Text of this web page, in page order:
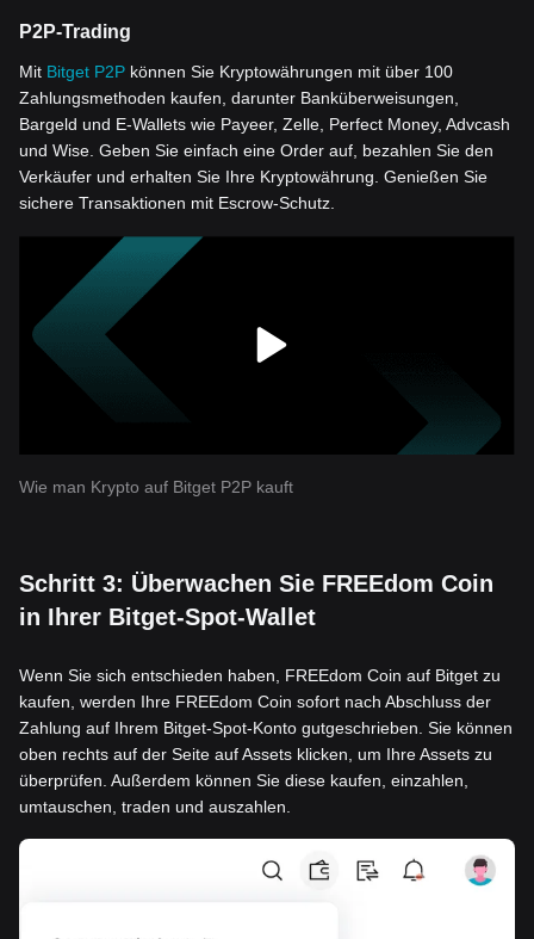
P2P-Trading
Mit Bitget P2P können Sie Kryptowährungen mit über 100
Zahlungsmethoden kaufen, darunter Banküberweisungen,
Bargeld und E-Wallets wie Payeer, Zelle, Perfect Money, Advcash
und Wise. Geben Sie einfach eine Order auf, bezahlen Sie den
Verkäufer und erhalten Sie Ihre Kryptowährung. Genießen Sie
sichere Transaktionen mit Escrow-Schutz.
Wie man Krypto auf Bitget P2P kauft
Schritt 3: Überwachen Sie FREEdom Coin
in Ihrer Bitget-Spot-Wallet
Wenn Sie sich entschieden haben, FREEdom Coin auf Bitget zu
kaufen, werden Ihre FREEdom Coin sofort nach Abschluss der
Zahlung auf Ihrem Bitget-Spot-Konto gutgeschrieben. Sie können
oben rechts auf der Seite auf Assets klicken, um Ihre Assets zu
überprüfen. Außerdem können Sie diese kaufen, einzahlen,
umtauschen, traden und auszahlen.